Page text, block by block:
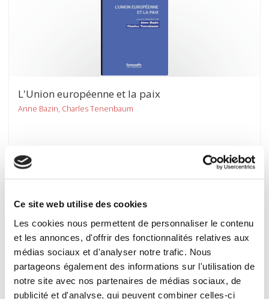
Ce site web utilise des cookies
Les cookies nous permettent de personnaliser le contenu
et les annonces, d'offrir des fonctionnalités relatives aux
médias sociaux et d'analyser notre trafic. Nous
partageons également des informations sur l'utilisation de
notre site avec nos partenaires de médias sociaux, de
publicité et d'analyse, qui peuvent combiner celles-ci
L'Union européenne et la paix
Anne Bazin, Charles Tenenbaum